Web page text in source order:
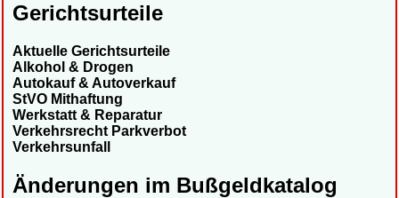
Gerichtsurteile
Aktuelle Gerichtsurteile
Alkohol & Drogen
Autokauf & Autoverkauf
StVO Mithaftung
Werkstatt & Reparatur
Verkehrsrecht Parkverbot
Verkehrsunfall
Änderungen im Bußgeldkatalog